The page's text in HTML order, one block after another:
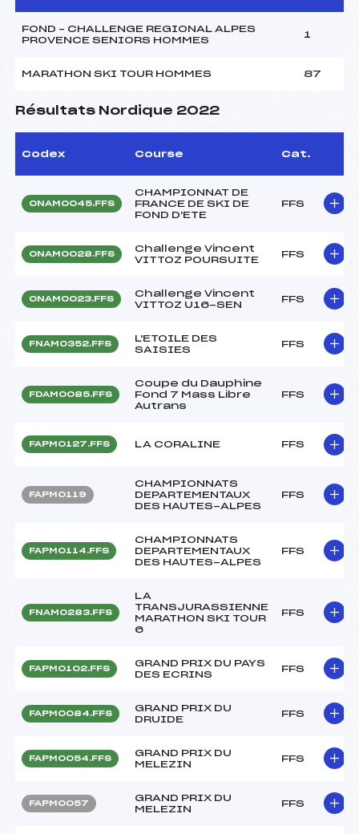
FOND – CHALLENGE REGIONAL ALPES
PROVENCE SENIORS HOMMES
1
MARATHON SKI TOUR HOMMES 87
Résultats Nordique 2022
Codex Course Cat.
ONAM0045.FFS
CHAMPIONNAT DE
FRANCE DE SKI DE
FOND D'ETE
FFS
ONAM0028.FFS
Challenge Vincent
VITTOZ POURSUITE
FFS
ONAM0023.FFS
Challenge Vincent
VITTOZ U16-SEN
FFS
FNAM0352.FFS
L'ETOILE DES
SAISIES
FFS
FDAM0085.FFS
Coupe du Dauphine
Fond 7 Mass Libre
Autrans
FFS
FAPM0127.FFS LA CORALINE FFS
FAPM0119
CHAMPIONNATS
DEPARTEMENTAUX
DES HAUTES-ALPES
FFS
FAPM0114.FFS
CHAMPIONNATS
DEPARTEMENTAUX
DES HAUTES-ALPES
FFS
FNAM0283.FFS
LA
TRANSJURASSIENNE
MARATHON SKI TOUR
6
FFS
FAPM0102.FFS
GRAND PRIX DU PAYS
DES ECRINS
FFS
FAPM0084.FFS
GRAND PRIX DU
DRUIDE
FFS
FAPM0054.FFS
GRAND PRIX DU
MELEZIN
FFS
FAPM0057
GRAND PRIX DU
MELEZIN
FFS